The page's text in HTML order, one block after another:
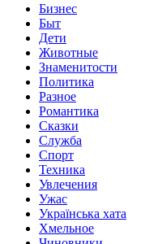
Бизнес
Быт
Дети
Животные
Знаменитости
Политика
Разное
Романтика
Сказки
Служба
Спорт
Техника
Увлечения
Ужас
Українська хата
Хмельное